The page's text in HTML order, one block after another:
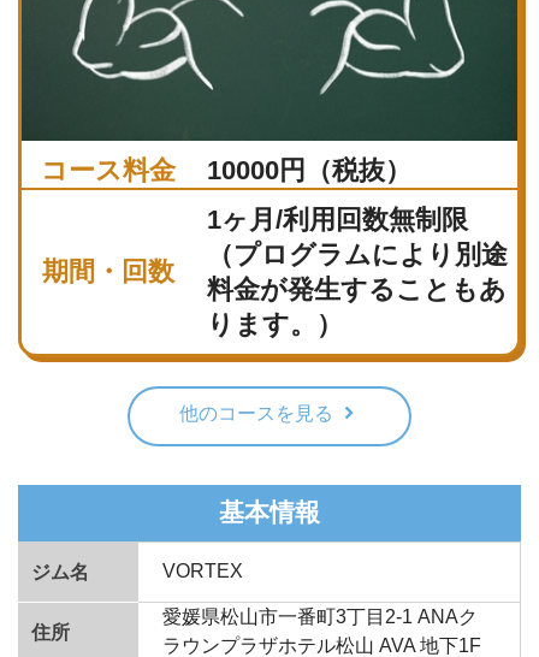
コース料金 10000円（税抜）
期間・回数
1ヶ月/利用回数無制限
（プログラムにより別途
料金が発生することもあ
ります。）
他のコースを見る
基本情報
ジム名 VORTEX
住所
愛媛県松山市一番町3丁目2-1 ANAク
ラウンプラザホテル松山 AVA 地下1F